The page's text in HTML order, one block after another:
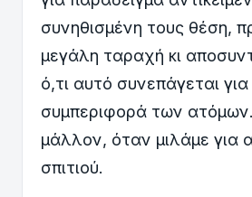
συνηθισμένη τους θέση,
μεγάλη ταραχή κι
ό,τι αυτό συνεπάγεται για
συμπεριφορά των
μάλλον, όταν μιλάμε για
σπιτιού.